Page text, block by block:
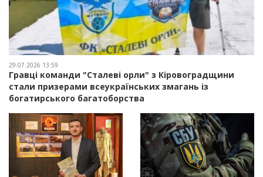
29.07.2026 13:59
Гравці команди "Сталеві орли" з Кіровоградщини
стали призерами всеукраїнських змагань із
богатирського багатоборства